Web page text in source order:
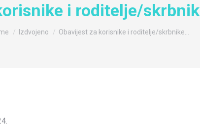
i roditelje/
are here:Izdvojeno Obavijest za korisnike i roditelje/skrbnike…